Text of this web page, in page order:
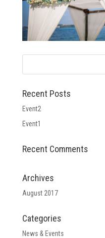
Recent Posts
Event2
Event1
Recent Comments
Archives
August 2017
Categories
News & Events